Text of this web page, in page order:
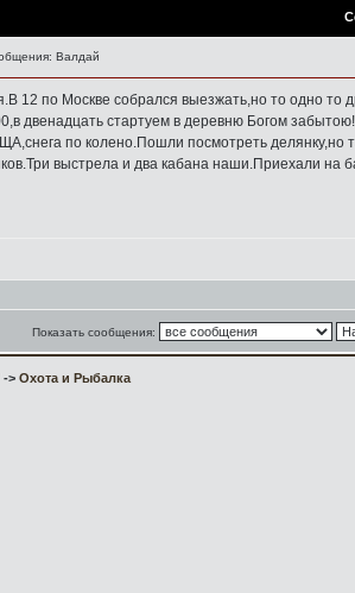
Валдай
12 по Москве собрался выезжать,но то одно то
двенадцать стартуем в деревню Богом
по колено.Пошли посмотреть делянку,но
выстрела и два кабана наши.Приехали на
Показать сообщения:
-> Охота и Рыбалка